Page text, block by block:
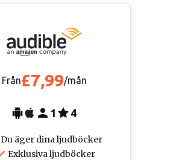
Från£7,99/mån
1 4
Du äger dina ljudböcker
Exklusiva ljudböcker